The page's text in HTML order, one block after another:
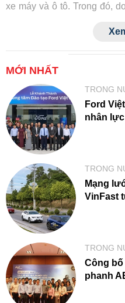
xe máy và ô tô. Trong đó,
MỚI NHẤT
TRONG
Ford
nhân
TRONG
Mạng
VinFast
TRONG
Công
phanh